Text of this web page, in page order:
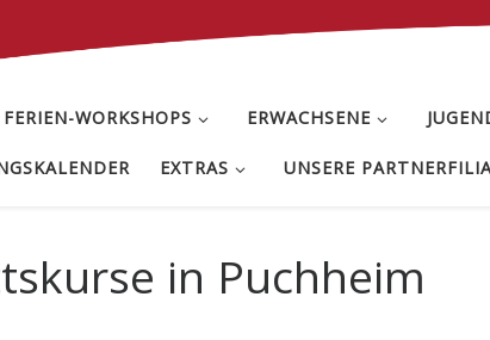
FERIEN-WORKSHOPS ERWACHSENE
EXTRAS UNSERE
in Puchheim